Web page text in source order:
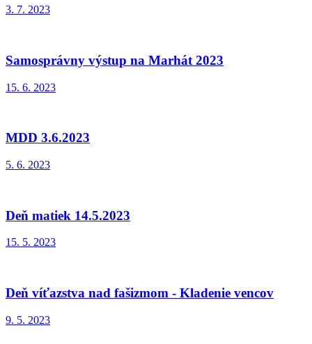
3. 7. 2023
Samosprávny výstup na Marhát 2023
15. 6. 2023
MDD 3.6.2023
5. 6. 2023
Deň matiek 14.5.2023
15. 5. 2023
Deň víťazstva nad fašizmom - Kladenie vencov
9. 5. 2023